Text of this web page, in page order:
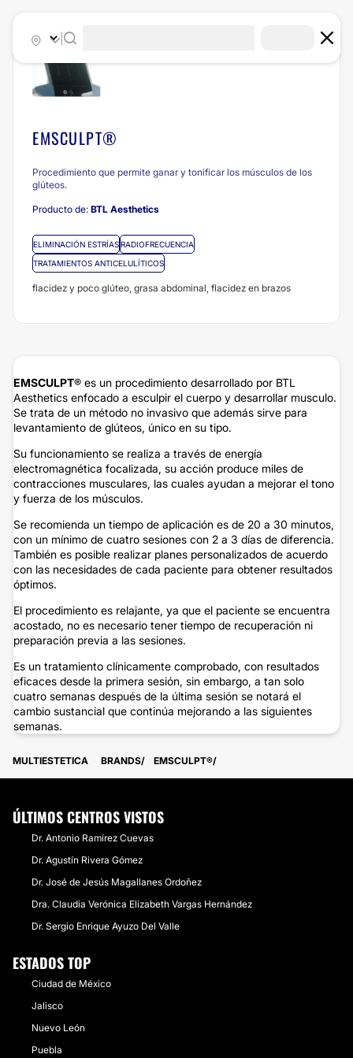
EMSCULPT®
Procedimiento que permite ganar y tonificar los músculos de los
glúteos.
Producto de: BTL Aesthetics
ELIMINACIÓN ESTRÍASRADIOFRECUENCIA
TRATAMIENTOS ANTICELULÍTICOS
flacidez y poco glúteo, grasa abdominal, flacidez en brazos
EMSCULPT® es un procedimiento desarrollado por BTL
Aesthetics enfocado a esculpir el cuerpo y desarrollar musculo.
Se trata de un método no invasivo que además sirve para
levantamiento de glúteos, único en su tipo.
Su funcionamiento se realiza a través de energía
electromagnética focalizada, su acción produce miles de
contracciones musculares, las cuales ayudan a mejorar el tono
y fuerza de los músculos.
Se recomienda un tiempo de aplicación es de 20 a 30 minutos,
con un mínimo de cuatro sesiones con 2 a 3 días de diferencia.
También es posible realizar planes personalizados de acuerdo
con las necesidades de cada paciente para obtener resultados
óptimos.
El procedimiento es relajante, ya que el paciente se encuentra
acostado, no es necesario tener tiempo de recuperación ni
preparación previa a las sesiones.
Es un tratamiento clínicamente comprobado, con resultados
eficaces desde la primera sesión, sin embargo, a tan solo
cuatro semanas después de la última sesión se notará el
cambio sustancial que continúa mejorando a las siguientes
semanas.
MULTIESTETICA BRANDS EMSCULPT®
ÚLTIMOS CENTROS VISTOS
Dr. Antonio Ramírez Cuevas
Dr. Agustín Rivera Gómez
Dr. José de Jesús Magallanes Ordoñez
Dra. Claudia Verónica Elizabeth Vargas Hernández
Dr. Sergio Enrique Ayuzo Del Valle
ESTADOS TOP
Ciudad de México
Jalisco
Nuevo León
Puebla